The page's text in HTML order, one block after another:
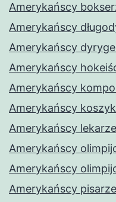
Amerykańscy
Amerykańscy
Amerykańscy
Amerykańscy
Amerykańscy
Amerykańscy
Amerykańscy lekarze
Amerykańscy
Amerykańscy
Amerykańscy pisarze